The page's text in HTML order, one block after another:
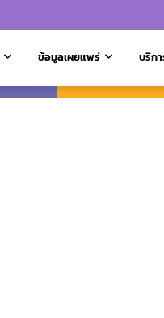
ข้อมูลเผยแพร่ บริกา